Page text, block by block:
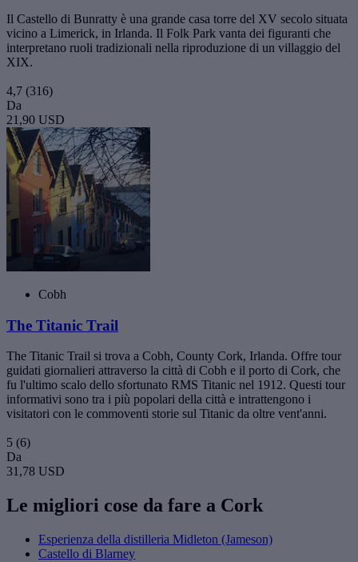
Il Castello di Bunratty è una grande casa torre del XV secolo situata
vicino a Limerick, in Irlanda. Il Folk Park vanta dei figuranti che
interpretano ruoli tradizionali nella riproduzione di un villaggio del
XIX.
4,7 (316)
Da
21,90 USD
Cobh
The Titanic Trail
The Titanic Trail si trova a Cobh, County Cork, Irlanda. Offre tour
guidati giornalieri attraverso la città di Cobh e il porto di Cork, che
fu l'ultimo scalo dello sfortunato RMS Titanic nel 1912. Questi tour
informativi sono tra i più popolari della città e intrattengono i
visitatori con le commoventi storie sul Titanic da oltre vent'anni.
5 (6)
Da
31,78 USD
Le migliori cose da fare a Cork
Esperienza della distilleria Midleton (Jameson)
Castello di Blarney